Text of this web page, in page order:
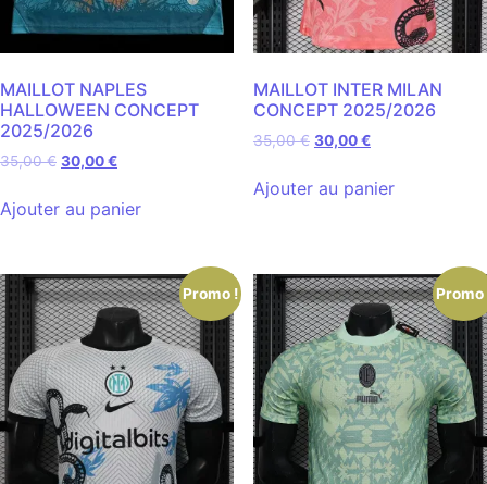
MAILLOT NAPLES
HALLOWEEN CONCEPT
2025/2026
35,00€ 30,00€
Ajouter au panier
MAILLOT INTER MILAN
CONCEPT 2025/2026
35,00€ 30,00€
Ajouter au panier
Promo ! Promo